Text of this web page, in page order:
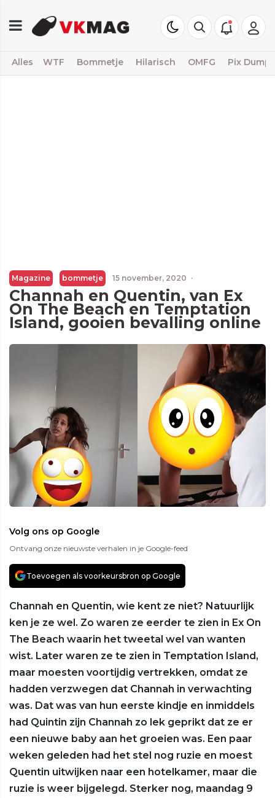
Alles WTF Bommetje Hilarisch OMFG Pix Dump
Magazine bommetje 15 november, 2020 ·
Channah en Quentin, van Ex
On The Beach en Temptation
Island, gooien bevalling online
Volg ons op Google
Ontvang onze nieuwste verhalen in je Google-feed
Toevoegen als voorkeursbron op Google
Channah en Quentin, wie kent ze niet? Natuurlijk
ken je ze wel. Zo waren ze eerder te zien in Ex On
The Beach waarin het tweetal wel van wanten
wist. Later waren ze te zien in Temptation Island,
maar moesten voortijdig vertrekken, omdat ze
hadden verzwegen dat Channah in verwachting
was. Dat was van hun eerste kindje en inmiddels
had Quintin zijn Channah zo lek geprikt dat ze er
een nieuwe baby aan het groeien was. Een paar
weken geleden had het stel nog ruzie en moest
Quentin uitwijken naar een hotelkamer, maar die
ruzie is weer bijgelegd. Sterker nog, maandag 9